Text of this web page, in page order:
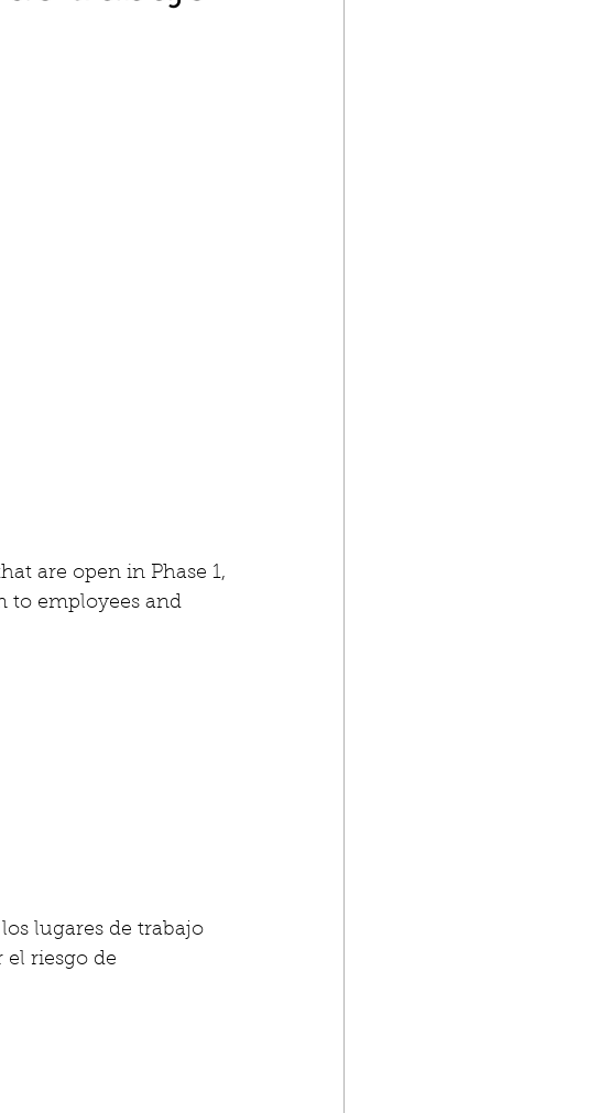
are open in Phase 1,
to employees and
lugares de trabajo
el riesgo de